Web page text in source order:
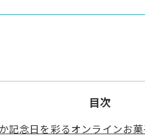
目次
記念日を彩るオンラインお